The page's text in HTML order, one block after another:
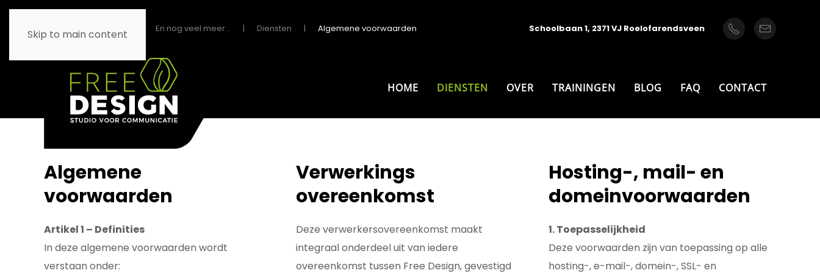
Skip to main content
Home Diensten En nog veel meer... Diensten Algemene voorwaarden Schoolbaan 1, 2371 VJ Roelofarendsveen
HOME DIENSTEN OVER TRAININGEN BLOG FAQ CONTACT
Algemene
voorwaarden
Artikel 1 – Definities
In deze algemene voorwaarden wordt
verstaan onder:
Verwerkings
overeenkomst
Deze verwerkersovereenkomst maakt
integraal onderdeel uit van iedere
overeenkomst tussen Free Design, gevestigd
Hosting-, mail- en
domeinvoorwaarden
1. Toepasselijkheid
Deze voorwaarden zijn van toepassing op alle
hosting-, e-mail-, domein-, SSL- en